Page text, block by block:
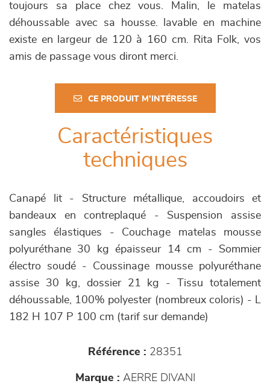
toujours sa place chez vous. Malin, le matelas
déhoussable avec sa housse. lavable en machine
existe en largeur de 120 à 160 cm. Rita Folk, vos
amis de passage vous diront merci.
CE PRODUIT M'INTÉRESSE
Caractéristiques
techniques
Canapé lit - Structure métallique, accoudoirs et
bandeaux en contreplaqué - Suspension assise
sangles élastiques - Couchage matelas mousse
polyuréthane 30 kg épaisseur 14 cm - Sommier
électro soudé - Coussinage mousse polyuréthane
assise 30 kg, dossier 21 kg - Tissu totalement
déhoussable, 100% polyester (nombreux coloris) - L
182 H 107 P 100 cm (tarif sur demande)
Référence : 28351
Marque : AERRE DIVANI